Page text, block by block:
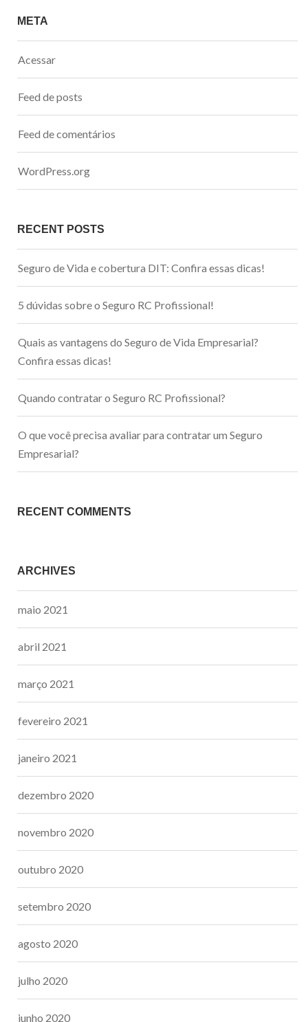
META
Acessar
Feed de posts
Feed de comentários
WordPress.org
RECENT POSTS
Seguro de Vida e cobertura DIT: Confira essas dicas!
5 dúvidas sobre o Seguro RC Profissional!
Quais as vantagens do Seguro de Vida Empresarial?
Confira essas dicas!
Quando contratar o Seguro RC Profissional?
O que você precisa avaliar para contratar um Seguro
Empresarial?
RECENT COMMENTS
ARCHIVES
maio 2021
abril 2021
março 2021
fevereiro 2021
janeiro 2021
dezembro 2020
novembro 2020
outubro 2020
setembro 2020
agosto 2020
julho 2020
junho 2020